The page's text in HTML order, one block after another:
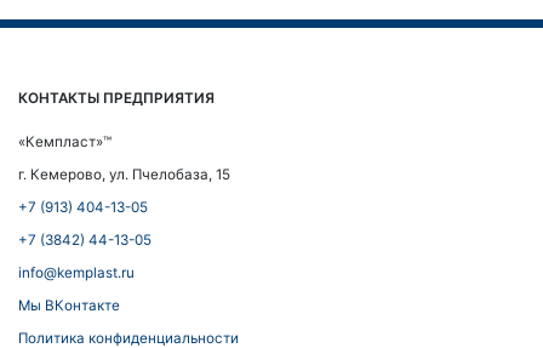
КОНТАКТЫ ПРЕДПРИЯТИЯ
«Кемпласт»™
г. Кемерово, ул. Пчелобаза, 15
+7 (913) 404-13-05
+7 (3842) 44-13-05
info@kemplast.ru
Мы ВКонтакте
Политика конфиденциальности